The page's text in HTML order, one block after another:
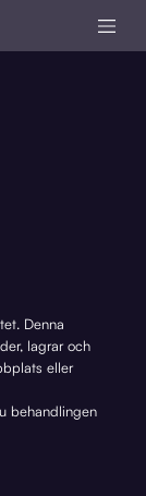
Denna
lagrar och
eller
behandlingen